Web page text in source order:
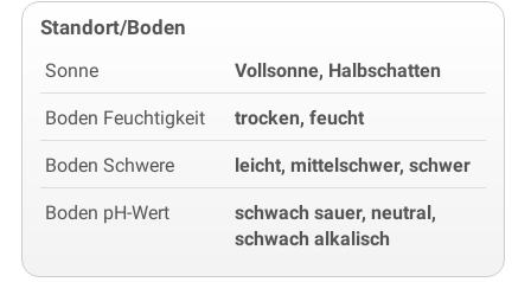
Standort/Boden
Sonne Vollsonne, Halbschatten
Boden Feuchtigkeit trocken, feucht
Boden Schwere leicht, mittelschwer, schwer
Boden pH-Wert
schwach sauer, neutral,
schwach alkalisch